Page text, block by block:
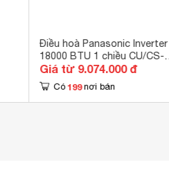
Điều hoà Panasonic Inverter
18000 BTU 1 chiều CU/CS-
RU18AKH-8 gas R-32
Giá từ 9.074.000 đ
Có 199 nơi bán